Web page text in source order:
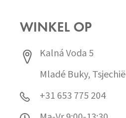
WINKEL OP
Kalná Voda 5
Mladé Buky, Tsjechië
+31 653 775 204